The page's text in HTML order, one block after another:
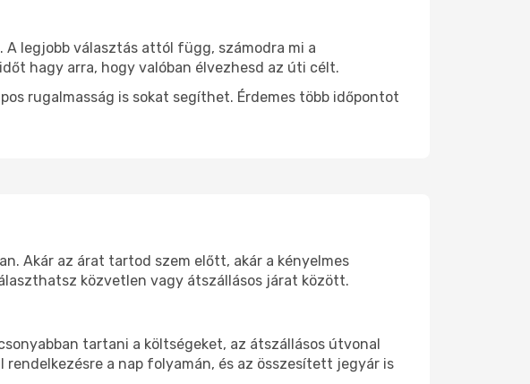
legjobb választás attól függ, számodra mi a
hagy arra, hogy valóban élvezhesd az úti célt.
rugalmasság is sokat segíthet. Érdemes több időpontot
Akár az árat tartod szem előtt, akár a kényelmes
közvetlen vagy átszállásos járat között.
tartani a költségeket, az átszállásos útvonal
a nap folyamán, és az összesített jegyár is